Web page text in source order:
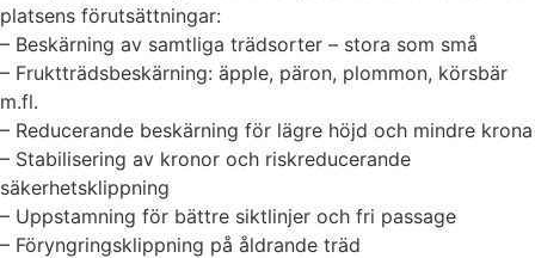
platsens förutsättningar:
– Beskärning av samtliga trädsorter – stora som små
– Fruktträdsbeskärning: äpple, päron, plommon, körsbär
m.fl.
– Reducerande beskärning för lägre höjd och mindre krona
– Stabilisering av kronor och riskreducerande
säkerhetsklippning
– Uppstamning för bättre siktlinjer och fri passage
– Föryngringsklippning på åldrande träd